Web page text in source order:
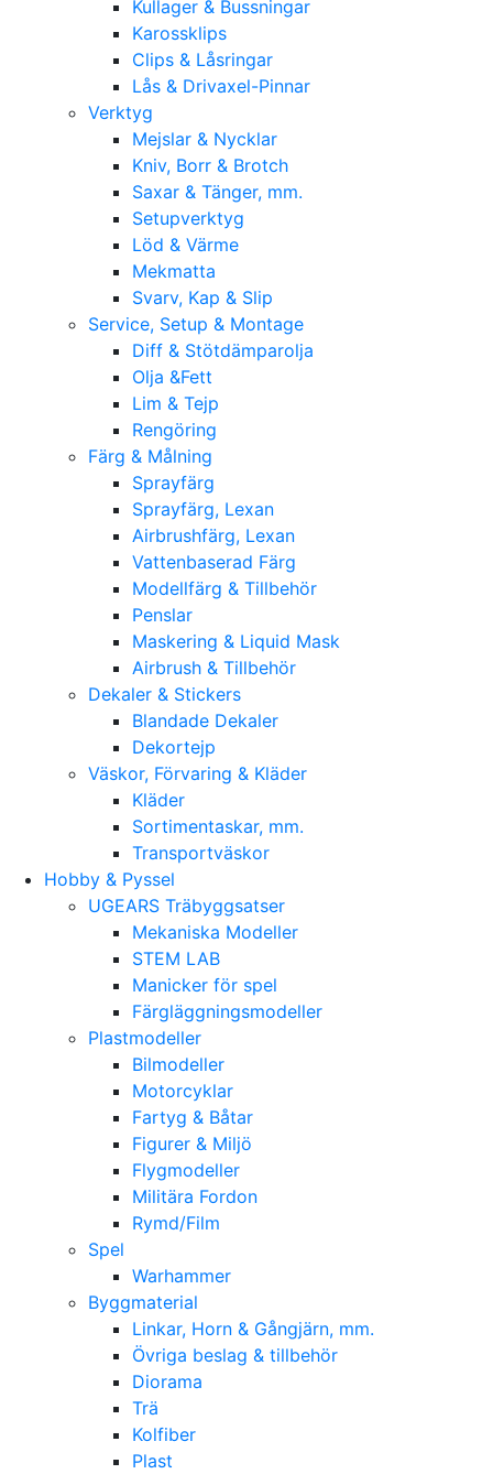
Kullager & Bussningar
Karossklips
Clips & Låsringar
Lås & Drivaxel-Pinnar
Verktyg
Mejslar & Nycklar
Kniv, Borr & Brotch
Saxar & Tänger, mm.
Setupverktyg
Löd & Värme
Mekmatta
Svarv, Kap & Slip
Service, Setup & Montage
Diff & Stötdämparolja
Olja &Fett
Lim & Tejp
Rengöring
Färg & Målning
Sprayfärg
Sprayfärg, Lexan
Airbrushfärg, Lexan
Vattenbaserad Färg
Modellfärg & Tillbehör
Penslar
Maskering & Liquid Mask
Airbrush & Tillbehör
Dekaler & Stickers
Blandade Dekaler
Dekortejp
Väskor, Förvaring & Kläder
Kläder
Sortimentaskar, mm.
Transportväskor
Hobby & Pyssel
UGEARS Träbyggsatser
Mekaniska Modeller
STEM LAB
Manicker för spel
Färgläggningsmodeller
Plastmodeller
Bilmodeller
Motorcyklar
Fartyg & Båtar
Figurer & Miljö
Flygmodeller
Militära Fordon
Rymd/Film
Spel
Warhammer
Byggmaterial
Linkar, Horn & Gångjärn, mm.
Övriga beslag & tillbehör
Diorama
Trä
Kolfiber
Plast